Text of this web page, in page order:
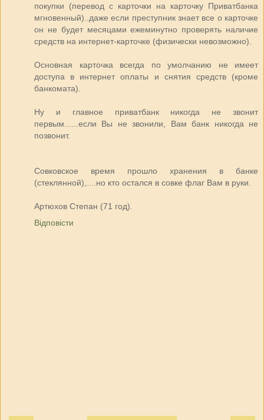
покупки (перевод с карточки на карточку Приватбанка
мгновенный)..даже если преступник знает все о карточке
он не будет месяцами ежеминутно проверять наличие
средств на интернет-карточке (физически невозможно).
Основная карточка всегда по умолчанию не имеет
доступа в интернет оплаты и снятия средств (кроме
банкомата).
Ну и главное приватбанк никогда не звонит
первым......если Вы не звонили, Вам банк никогда не
позвонит.
Совковское время прошло хранения в банке
(стеклянной),....но кто остался в совке флаг Вам в руки.
Артюхов Степан (71 год).
Відповісти